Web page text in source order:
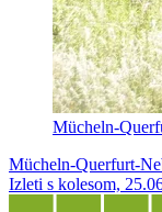
Mücheln-
Mücheln-Querfurt-
Izleti s kolesom,